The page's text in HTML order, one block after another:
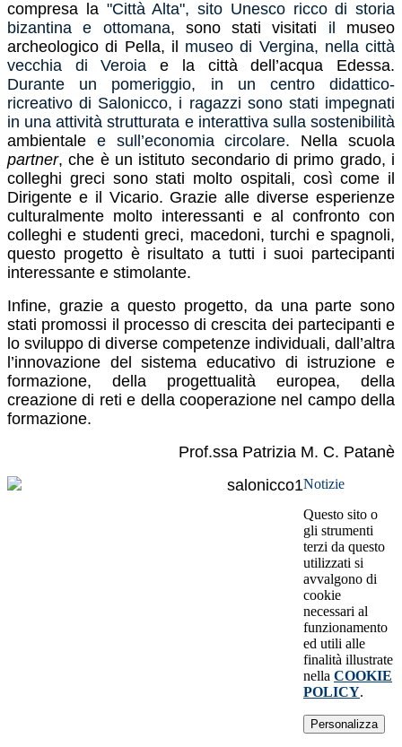
compresa la "Città Alta", sito Unesco ricco di storia
bizantina e ottomana, sono stati visitati il museo
archeologico di Pella, il museo di Vergina, nella città
vecchia di Veroiae la città dell’acqua Edessa.
Durante un pomeriggio, in un centro didattico-
ricreativo di Salonicco, i ragazzi sono stati impegnati
in una attività strutturata e interattiva sulla sostenibilità
ambientale e sull’economia circolare.
Nella scuola
partner, che è un istituto secondario di primo grado, i
colleghi greci sono stati molto ospitali, così come il
Dirigente e il Vicario. Grazie alle diverse esperienze
culturalmente molto interessanti e al confronto con
colleghi e studenti greci, macedoni, turchi e spagnoli,
questo progetto è risultato a tutti i suoi partecipanti
interessante e stimolante.
Infine, grazie a questo progetto, da una parte sono
stati promossi il processo di crescita dei partecipanti e
lo sviluppo di diverse competenze individuali, dall’altra
l’innovazione del sistema educativo di istruzione e
formazione, della progettualità europea, della
creazione di reti e della cooperazione nel campo della
formazione.
Prof.ssa Patrizia M. C. Patanè
Notizie
Questo sito o
gli strumenti
terzi da questo
utilizzati si
avvalgono di
cookie
necessari al
funzionamento
ed utili alle
finalità illustrate
nella COOKIE
POLICY.
Personalizza